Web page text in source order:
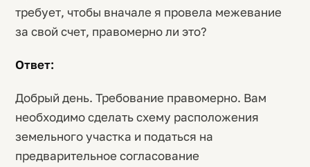
требует, чтобы вначале я провела межевание
за свой счет, правомерно ли это?
Ответ:
Добрый день. Требование правомерно. Вам
необходимо сделать схему расположения
земельного участка и податься на
предварительное согласование